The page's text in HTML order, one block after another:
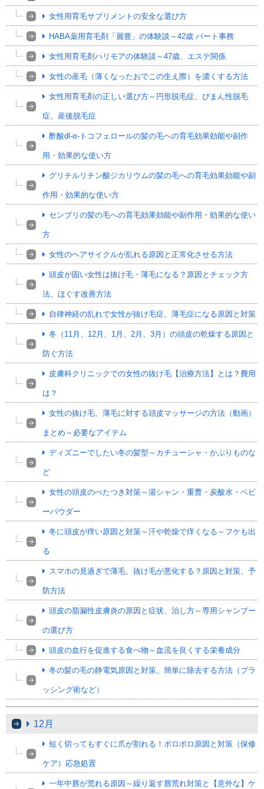
女性用育毛サプリメントの安全な選び方
HABA薬用育毛剤「麗豊」の体験談～42歳 パート事務
女性用育毛剤ハリモアの体験談～47歳、エステ関係
女性の産毛（薄くなったおでこの生え際）を濃くする方法
女性用育毛剤の正しい選び方～円形脱毛症、びまん性脱毛
症、産後脱毛症
酢酸dl-α-トコフェロールの髪の毛への育毛効果効能や副作
用・効果的な使い方
グリチルリチン酸ジカリウムの髪の毛への育毛効果効能や副
作用・効果的な使い方
センブリの髪の毛への育毛効果効能や副作用・効果的な使い
方
女性のヘアサイクルが乱れる原因と正常化させる方法
頭皮が固い女性は抜け毛・薄毛になる？原因とチェック方
法、ほぐす改善方法
自律神経の乱れで女性が抜け毛症、薄毛症になる原因と対策
冬（11月、12月、1月、2月、3月）の頭皮の乾燥する原因と
防ぐ方法
皮膚科クリニックでの女性の抜け毛【治療方法】とは？費用
は？
女性の抜け毛、薄毛に対する頭皮マッサージの方法（動画）
まとめ～必要なアイテム
ディズニーでしたい冬の髪型～カチューシャ・かぶりものな
ど
女性の頭皮のべたつき対策～湯シャン・重曹・炭酸水・ベビ
ーパウダー
冬に頭皮が痒い原因と対策～汗や乾燥で痒くなる～フケも出
る
スマホの見過ぎで薄毛、抜け毛が悪化する？原因と対策、予
防方法
頭皮の脂漏性皮膚炎の原因と症状、治し方～専用シャンプー
の選び方
頭皮の血行を促進する食べ物～血流を良くする栄養成分
冬の髪の毛の静電気原因と対策、簡単に除去する方法（ブラ
ッシング術など）
12月
短く切ってもすぐに爪が割れる！ボロボロ原因と対策（保修
ケア）応急処置
一年中唇が荒れる原因～繰り返す唇荒れ対策と【意外な】ケ